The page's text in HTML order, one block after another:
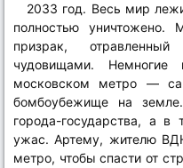
2033 год. Весь мир
полностью уничтожено.
призрак,
чудовищами.
московском метро —
бомбоубежище на
города-государства, а в
ужас. Артему, жителю
метро, чтобы спасти от